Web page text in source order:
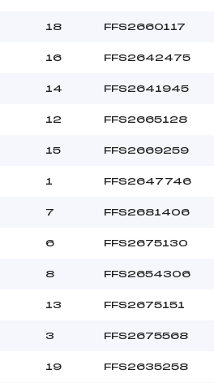
–
–
60.0000
18 FFS2660117
16 FFS2642475
14 FFS2641945
12 FFS2665128
15 FFS2669259
1 FFS2647746
7 FFS2681406
6 FFS2675130
8 FFS2654306
13 FFS2675151
3 FFS2675568
19 FFS2635258